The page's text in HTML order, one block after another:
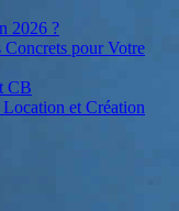
2026 ?
pour Votre
CB
et Création